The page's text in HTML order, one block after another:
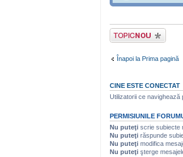
Scrie un subiect
nou
Înapoi la Prima pagină
CINE ESTE CONECTAT
Utilizatorii ce
PERMISIUNILE
Nu puteţi scrie subiecte
Nu puteţi răspunde
Nu puteţi modifica
Nu puteţi şterge